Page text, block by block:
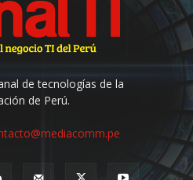
de tecnologías de la
de Perú.